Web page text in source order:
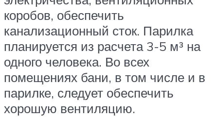
коробов, обеспечить
канализационный сток. Парилка
планируется из расчета 3-5 м³ на
одного человека. Во всех
помещениях бани, в том числе и в
парилке, следует обеспечить
хорошую вентиляцию.